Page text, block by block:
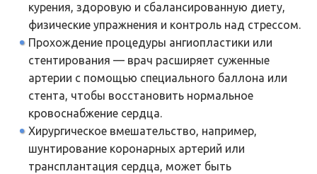
курения, здоровую и сбалансированную диету,
физические упражнения и контроль над стрессом.
Прохождение процедуры ангиопластики или
стентирования — врач расширяет суженные
артерии с помощью специального баллона или
стента, чтобы восстановить нормальное
кровоснабжение сердца.
Хирургическое вмешательство, например,
шунтирование коронарных артерий или
трансплантация сердца, может быть